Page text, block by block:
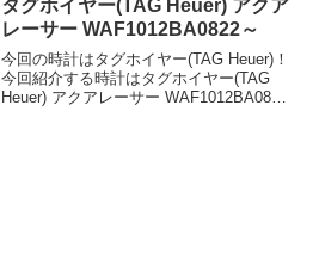
タグホイヤー(TAG Heuer) アクア
レーサー WAF1012BA0822～
今回の時計はタグホイヤー(TAG Heuer)！
今回紹介する時計はタグホイヤー(TAG
Heuer) アクアレーサー WAF1012BA0822